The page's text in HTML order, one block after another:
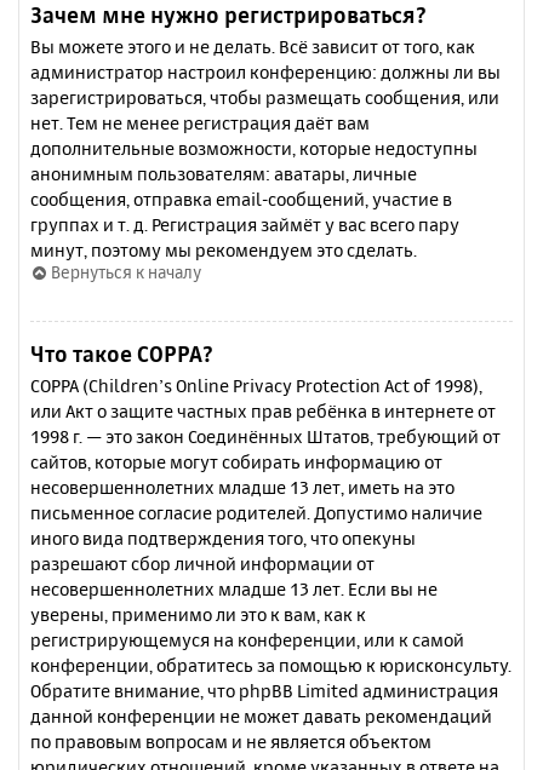
Зачем мне нужно регистрироваться?
Вы можете этого и не делать. Всё зависит от того, как
администратор настроил конференцию: должны ли вы
зарегистрироваться, чтобы размещать сообщения, или
нет. Тем не менее регистрация даёт вам
дополнительные возможности, которые недоступны
анонимным пользователям: аватары, личные
сообщения, отправка email-сообщений, участие в
группах и т. д. Регистрация займёт у вас всего пару
минут, поэтому мы рекомендуем это сделать.
Вернуться к началу
Что такое COPPA?
COPPA (Children’s Online Privacy Protection Act of 1998),
или Акт о защите частных прав ребёнка в интернете от
1998 г. — это закон Соединённых Штатов, требующий от
сайтов, которые могут собирать информацию от
несовершеннолетних младше 13 лет, иметь на это
письменное согласие родителей. Допустимо наличие
иного вида подтверждения того, что опекуны
разрешают сбор личной информации от
несовершеннолетних младше 13 лет. Если вы не
уверены, применимо ли это к вам, как к
регистрирующемуся на конференции, или к самой
конференции, обратитесь за помощью к юрисконсульту.
Обратите внимание, что phpBB Limited администрация
данной конференции не может давать рекомендаций
по правовым вопросам и не является объектом